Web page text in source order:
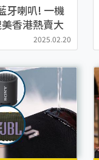
牙喇叭! 一機
香港熱賣大
2025.02.20